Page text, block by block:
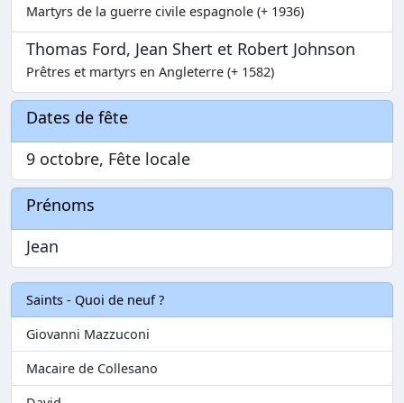
Martyrs de la guerre civile espagnole (+ 1936)
Thomas Ford, Jean Shert et Robert Johnson
Prêtres et martyrs en Angleterre (+ 1582)
Dates de fête
9 octobre, Fête locale
Prénoms
Jean
Saints - Quoi de neuf ?
Giovanni Mazzuconi
Macaire de Collesano